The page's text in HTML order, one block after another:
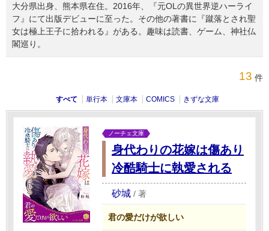
大分県出身、熊本県在住。2016年、『元OLの異世界逆ハーライ
フ』にて出版デビューに至った。その他の著書に『蹴落とされ聖
女は極上王子に拾われる』がある。趣味は読書、ゲーム、神社仏
閣巡り。
13 件
すべて 単行本 文庫本 COMICS きずな文庫
ノーチェ文庫
身代わりの花嫁は傷あり
冷酷騎士に執愛される
砂城 / 著
君の愛だけが欲しい